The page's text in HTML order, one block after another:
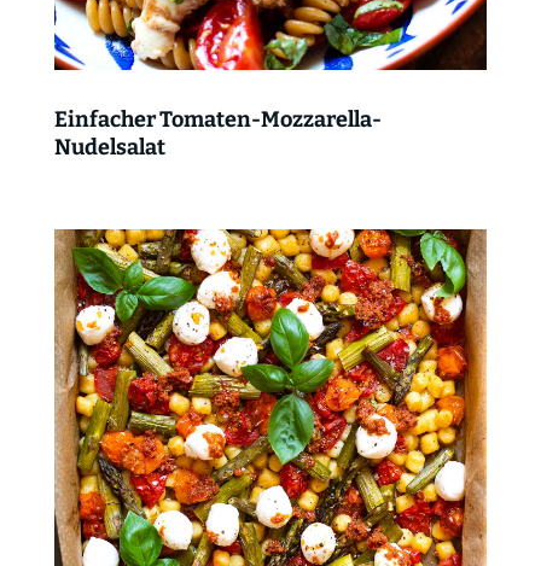
Einfacher Tomaten-Mozzarella-
Nudelsalat